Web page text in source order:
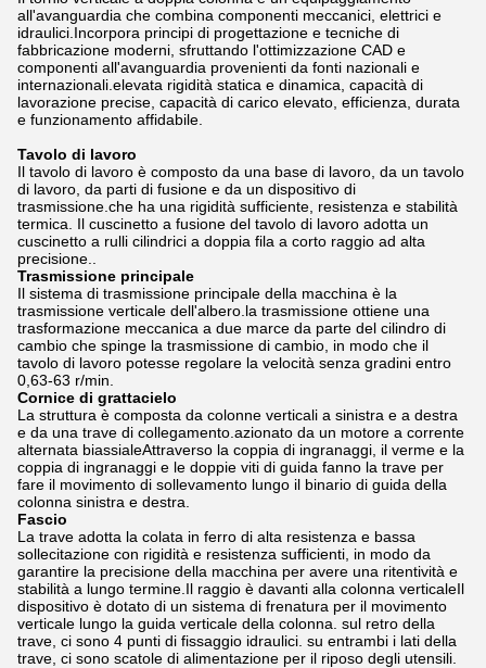
all'avanguardia che combina componenti meccanici, elettrici e
idraulici.Incorpora principi di progettazione e tecniche di
fabbricazione moderni, sfruttando l'ottimizzazione CAD e
componenti all'avanguardia provenienti da fonti nazionali e
internazionali.elevata rigidità statica e dinamica, capacità di
lavorazione precise, capacità di carico elevato, efficienza, durata
e funzionamento affidabile.
Tavolo di lavoro
Il tavolo di lavoro è composto da una base di lavoro, da un tavolo
di lavoro, da parti di fusione e da un dispositivo di
trasmissione.che ha una rigidità sufficiente, resistenza e stabilità
termica. Il cuscinetto a fusione del tavolo di lavoro adotta un
cuscinetto a rulli cilindrici a doppia fila a corto raggio ad alta
precisione..
Trasmissione principale
Il sistema di trasmissione principale della macchina è la
trasmissione verticale dell'albero.la trasmissione ottiene una
trasformazione meccanica a due marce da parte del cilindro di
cambio che spinge la trasmissione di cambio, in modo che il
tavolo di lavoro potesse regolare la velocità senza gradini entro
0,63-63 r/min.
Cornice di grattacielo
La struttura è composta da colonne verticali a sinistra e a destra
e da una trave di collegamento.azionato da un motore a corrente
alternata biassialeAttraverso la coppia di ingranaggi, il verme e la
coppia di ingranaggi e le doppie viti di guida fanno la trave per
fare il movimento di sollevamento lungo il binario di guida della
colonna sinistra e destra.
Fascio
La trave adotta la colata in ferro di alta resistenza e bassa
sollecitazione con rigidità e resistenza sufficienti, in modo da
garantire la precisione della macchina per avere una ritentività e
stabilità a lungo termine.Il raggio è davanti alla colonna verticaleIl
dispositivo è dotato di un sistema di frenatura per il movimento
verticale lungo la guida verticale della colonna. sul retro della
trave, ci sono 4 punti di fissaggio idraulici. su entrambi i lati della
trave, ci sono scatole di alimentazione per il riposo degli utensili.